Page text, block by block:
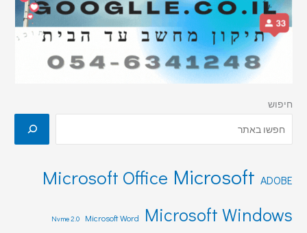
חיפוש
ADOBE
Microsoft
Microsoft Office
Microsoft Windows
Microsoft Word
Nvme 2.0